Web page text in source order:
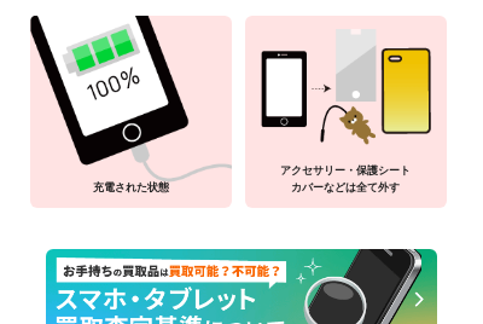
充電された状態
アクセサリー・保護シート
カバーなどは全て外す